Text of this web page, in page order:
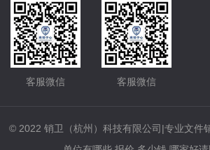
客服微信 客服微信
© 2022 销卫（杭州）科技有限公司|专业文件